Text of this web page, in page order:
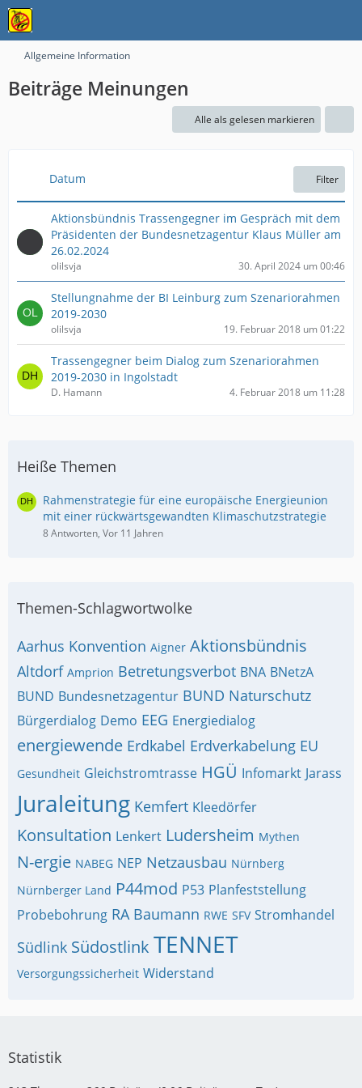
Allgemeine Information
Beiträge Meinungen
Alle als gelesen markieren
Datum Filter
Aktionsbündnis Trassengegner im Gespräch mit dem
Präsidenten der Bundesnetzagentur Klaus Müller am
26.02.2024
olilsvja 30. April 2024 um 00:46
Stellungnahme der BI Leinburg zum Szenariorahmen
2019-2030
olilsvja 19. Februar 2018 um 01:22
Trassengegner beim Dialog zum Szenariorahmen
2019-2030 in Ingolstadt
D. Hamann 4. Februar 2018 um 11:28
Heiße Themen
Rahmenstrategie für eine europäische Energieunion
mit einer rückwärtsgewandten Klimaschutzstrategie
8 Antworten, Vor 11 Jahren
Themen-Schlagwortwolke
Aarhus Konvention Aigner Aktionsbündnis
Altdorf Amprion Betretungsverbot BNA BNetzA
BUND Bundesnetzagentur BUND Naturschutz
Bürgerdialog Demo EEG Energiedialog
energiewende Erdkabel Erdverkabelung EU
Gesundheit Gleichstromtrasse HGÜ Infomarkt Jarass
Juraleitung Kemfert Kleedörfer
Konsultation Lenkert Ludersheim Mythen
N-ergie NABEG NEP Netzausbau Nürnberg
Nürnberger Land P44mod P53 Planfeststellung
Probebohrung RA Baumann RWE SFV Stromhandel
Südlink Südostlink TENNET
Versorgungssicherheit Widerstand
Statistik